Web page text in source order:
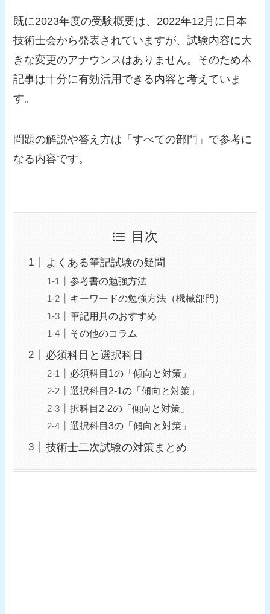
既に2023年度の受験概要は、2022年12月に日本
技術士会から発表されていますが、試験内容に大
きな変更のアナウンスはありません。 そのため本
記事は十分に有効活用できる内容と考えていま
す。
問題の解説や答え方は 「すべての部門」で参考に
なる内容です。
目次
よくある筆記試験の疑問
参考書の勉強方法
キーワードの勉強方法（機械部門）
筆記用具のおすすめ
その他のコラム
必須科目と選択科目
必須科目1の「傾向と対策」
選択科目2-1の「傾向と対策」
択科目2-2の「傾向と対策」
選択科目3の「傾向と対策」
技術士二次試験の対策まとめ